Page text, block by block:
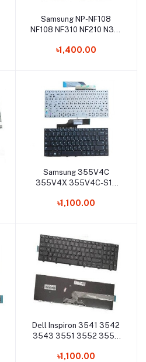
Add to cart
Samsung NP-NF108
NF108 NF310 NF210 N310
৳1,400.00
Add to cart
Samsung 355V4C
355V4X 355V4C-S10
Keyboard
৳1,100.00
Add to cart
Dell Inspiron 3541 3542
3543 3551 3552 3553
Keyboard
৳1,100.00